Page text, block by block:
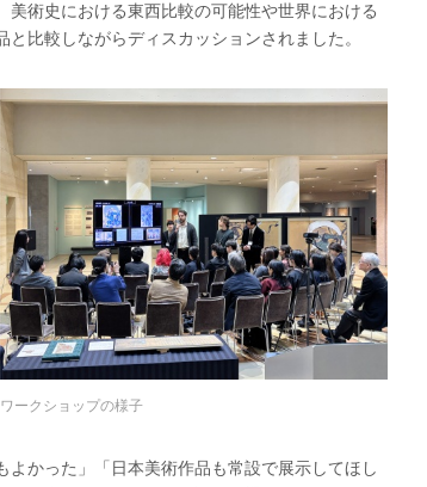
術史における東西比較の可能性や世界における
比較しながらディスカッションされました。
ワークショップの様子
かった」「日本美術作品も常設で展示してほし